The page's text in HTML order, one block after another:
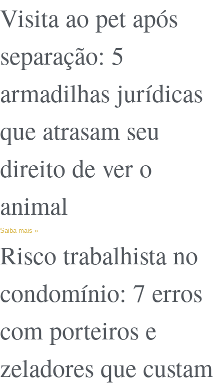
Visita ao pet após
separação: 5
armadilhas jurídicas
que atrasam seu
direito de ver o
animal
Saiba mais »
Risco trabalhista no
condomínio: 7 erros
com porteiros e
zeladores que custam